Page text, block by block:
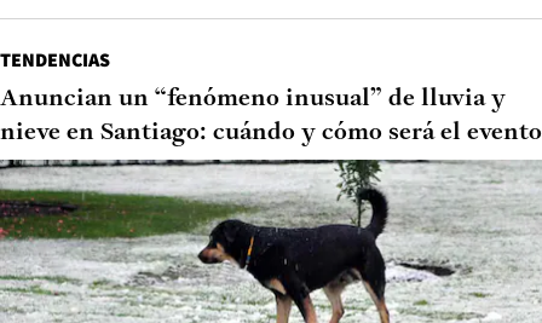
TENDENCIAS
Anuncian un “fenómeno inusual” de lluvia y
nieve en Santiago: cuándo y cómo será el evento